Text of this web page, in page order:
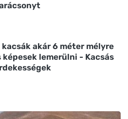
kacsák akár 6 méter mélyre
képesek lemerülni - Kacsás